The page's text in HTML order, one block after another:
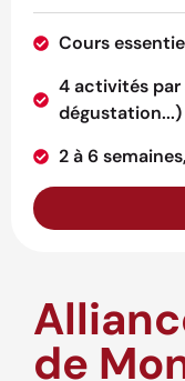
Cours
4 activités par
dégustation...)
2 à 6
de